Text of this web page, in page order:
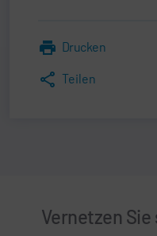
Drucken
Teilen
Vernetzen